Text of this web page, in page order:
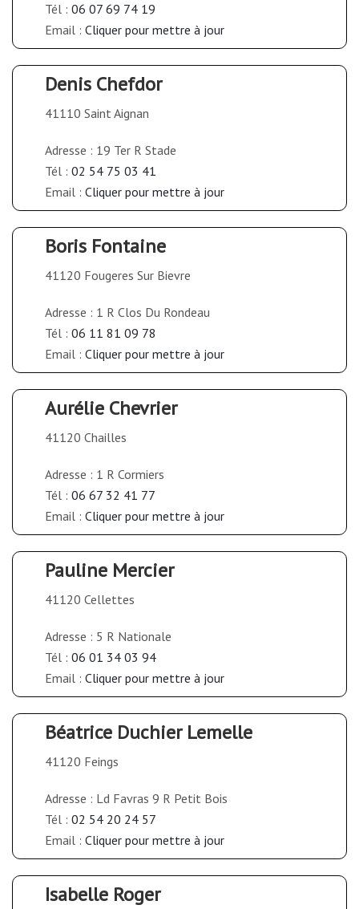
Tél : 06 07 69 74 19
Email : Cliquer pour mettre à jour
Denis Chefdor
41110 Saint Aignan
Adresse : 19 Ter R Stade
Tél : 02 54 75 03 41
Email : Cliquer pour mettre à jour
Boris Fontaine
41120 Fougeres Sur Bievre
Adresse : 1 R Clos Du Rondeau
Tél : 06 11 81 09 78
Email : Cliquer pour mettre à jour
Aurélie Chevrier
41120 Chailles
Adresse : 1 R Cormiers
Tél : 06 67 32 41 77
Email : Cliquer pour mettre à jour
Pauline Mercier
41120 Cellettes
Adresse : 5 R Nationale
Tél : 06 01 34 03 94
Email : Cliquer pour mettre à jour
Béatrice Duchier Lemelle
41120 Feings
Adresse : Ld Favras 9 R Petit Bois
Tél : 02 54 20 24 57
Email : Cliquer pour mettre à jour
Isabelle Roger